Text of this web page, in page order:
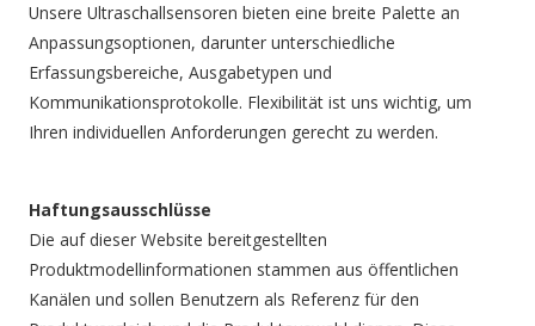
Unsere Ultraschallsensoren bieten eine breite Palette an
Anpassungsoptionen, darunter unterschiedliche
Erfassungsbereiche, Ausgabetypen und
Kommunikationsprotokolle. Flexibilität ist uns wichtig, um
Ihren individuellen Anforderungen gerecht zu werden.
Haftungsausschlüsse
Die auf dieser Website bereitgestellten
Produktmodellinformationen stammen aus öffentlichen
Kanälen und sollen Benutzern als Referenz für den